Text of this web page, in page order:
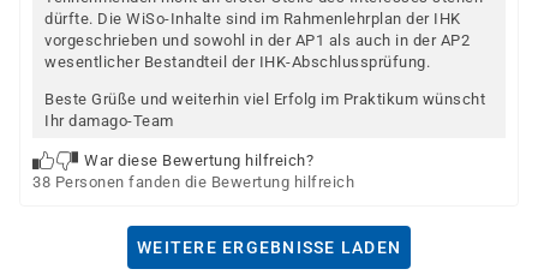
dürfte. Die WiSo-Inhalte sind im Rahmenlehrplan der IHK
vorgeschrieben und sowohl in der AP1 als auch in der AP2
wesentlicher Bestandteil der IHK-Abschlussprüfung.
Beste Grüße und weiterhin viel Erfolg im Praktikum wünscht
Ihr damago-Team
War diese Bewertung hilfreich?
38 Personen fanden die Bewertung hilfreich
WEITERE ERGEBNISSE LADEN